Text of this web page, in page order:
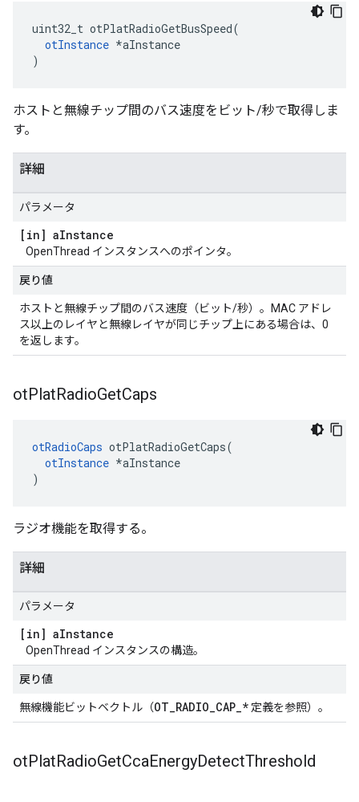
uint32_t otPlatRadioGetBusSpeed(
otInstance *aInstance
)
ホストと無線チップ間のバス速度をビット/秒で取得しま
す。
詳細
パラメータ
[in] aInstance
OpenThread インスタンスへのポインタ。
戻り値
ホストと無線チップ間のバス速度（ビット/秒）。MAC アドレ
ス以上のレイヤと無線レイヤが同じチップ上にある場合は、0
を返します。
otPlatRadioGetCaps
otRadioCaps otPlatRadioGetCaps(
otInstance *aInstance
)
ラジオ機能を取得する。
詳細
パラメータ
[in] aInstance
OpenThread インスタンスの構造。
戻り値
無線機能ビットベクトル（OT_RADIO_CAP_* 定義を参照）。
otPlatRadioGetCcaEnergyDetectThreshold